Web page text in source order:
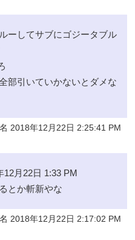
ーしてサブにゴジータブル
部引いていかないとダメな
2018年12月22日 2:25:41 PM
12月22日 1:33 PM
とか斬新やな
2018年12月22日 2:17:02 PM